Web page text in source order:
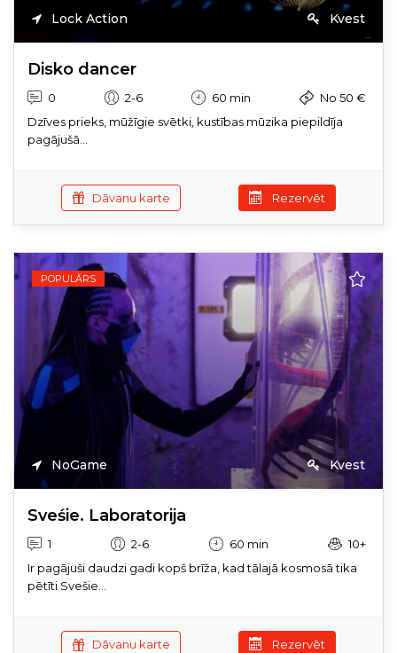
Lock Action Kvest
Disko dancer
0 2-6 60 min
No 50 €
Dzīves prieks, mūžīgie svētki, kustības mūzika piepildīja
pagājušā...
Dāvanu karte Rezervēt
POPULĀRS
NoGame Kvest
Sveśie. Laboratorija
1 2-6 60 min
10+
Ir pagājuši daudzi gadi kopš brīža, kad tālajā kosmosā tika
pētīti Svešie...
Dāvanu karte Rezervēt